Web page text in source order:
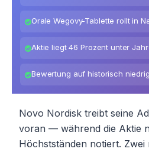
Orale Wegovy-Tablette rollt in
Aktie liegt 46 Prozent unter
Bewertung auf historisch
Novo Nordisk treibt seine
voran — während die Aktie
Höchstständen notiert.